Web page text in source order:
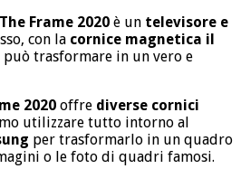
Frame 2020 è un televisore e
con la cornice magnetica il
può trasformare in un vero e
2020 offre diverse cornici
utilizzare tutto intorno al
per trasformarlo in un quadro
o le foto di quadri famosi.